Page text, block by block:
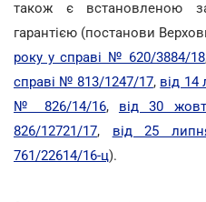
також є встановленою
гарантією (постанови
року у справі № 620/3884/18
справі № 813/1247/17, від 14
№ 826/14/16, від 30
826/12721/17, від 25
761/22614/16-ц).